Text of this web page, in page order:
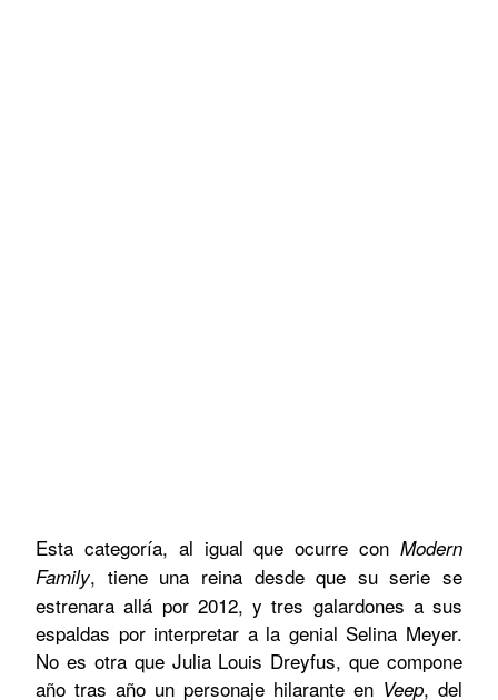
Esta categoría, al igual que ocurre con Modern
Family, tiene una reina desde que su serie se
estrenara allá por 2012, y tres galardones a sus
espaldas por interpretar a la genial Selina Meyer.
No es otra que Julia Louis Dreyfus, que compone
año tras año un personaje hilarante en Veep, del